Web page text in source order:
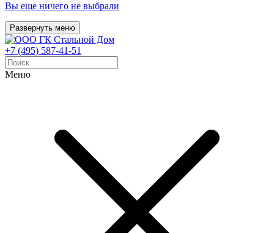
Вы еще ничего не выбрали
Развернуть меню
+7 (495) 587-41-51
Меню